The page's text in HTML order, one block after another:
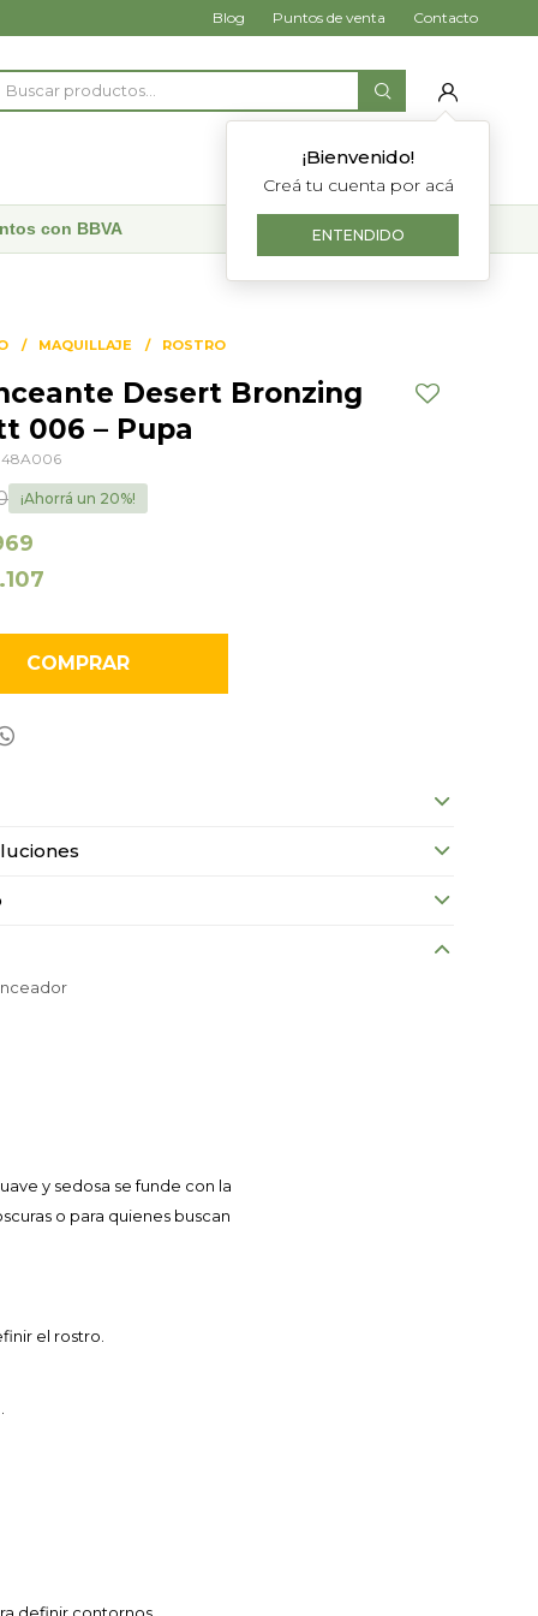
¡Bienvenido!
Creá tu cuenta por acá
ENTENDIDO
Blog Puntos de venta Contacto
con BBVA
MAQUILLAJE ROSTRO
Desert Bronzing
006 – Pupa
20
COMPRAR
y sedosa se funde con la
o para quienes buscan
el rostro.